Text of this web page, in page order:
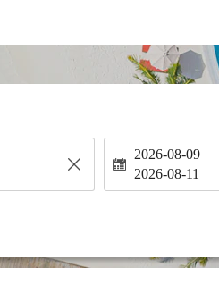
2026-08-09
2026-08-11